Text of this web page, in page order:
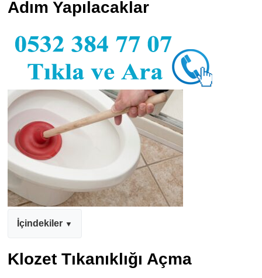
Adım Yapılacaklar
İçindekiler
Klozet Tıkanıklığı Açma